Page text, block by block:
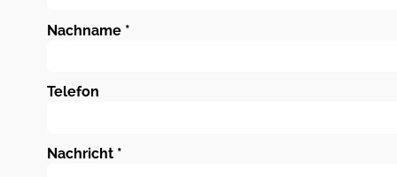
Nachname *
Telefon
Nachricht *